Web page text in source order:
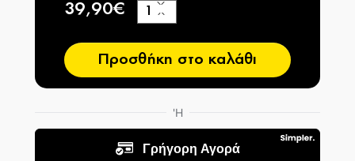
39,90€
−
+
Προσθήκη στο καλάθι